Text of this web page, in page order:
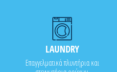
LAUNDRY
Επαγγελματικά πλυντήρια και